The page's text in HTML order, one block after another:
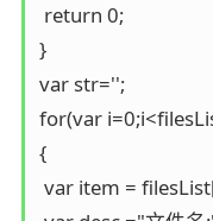
return 0;
}
var str='';
for(var
{
var item =